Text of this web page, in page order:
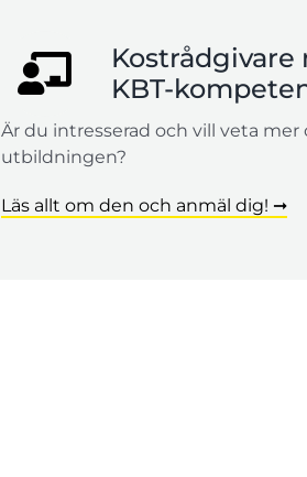
Kostrådgivare
KBT-
Är du intresserad och vill veta mer
utbildningen?
Läs allt om den och anmäl dig! ➞